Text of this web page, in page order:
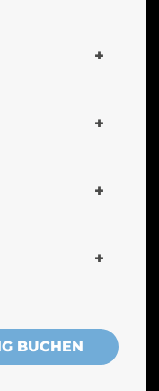
BUCHEN